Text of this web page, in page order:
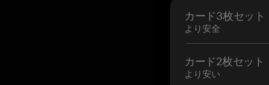
カード3枚セット
より安全
カード2枚セット
より安い